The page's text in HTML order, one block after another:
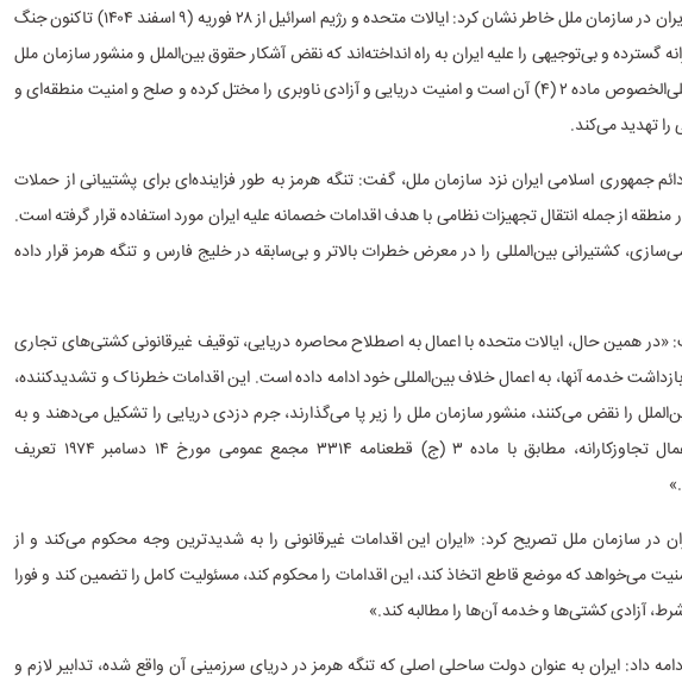
نماینده ایران در سازمان ملل خاطر نشان کرد: ایالات متحده و رژیم اسرائیل از ۲۸ فوریه (۹ اسفند ۱۴۰۴) تاکنون جنگ
گسترده و بی‌توجیهی را علیه ایران به راه انداخته‌اند که نقض آشکار حقوق بین‌الملل و منشور سازمان ملل
متحد، علی‌الخصوص ماده ۲ (۴) آن است و امنیت دریایی و آزادی ناوبری را مختل کرده و صلح و امنیت منطقه‌ای و
را تهدید می‌کند.
جمهوری اسلامی ایران نزد سازمان ملل، گفت: تنگه هرمز به طور فزاینده‌ای برای پشتیبانی از حملات
منطقه از جمله انتقال تجهیزات نظامی با هدف اقدامات خصمانه علیه ایران مورد استفاده قرار گرفته است.
کشتیرانی بین‌المللی را در معرض خطرات بالاتر و بی‌سابقه در خلیج فارس و تنگه هرمز قرار داده
همین حال، ایالات متحده با اعمال به اصطلاح محاصره دریایی، توقیف غیرقانونی کشتی‌های تجاری
بازداشت خدمه آنها، به اعمال خلاف بین‌المللی خود ادامه داده است. این اقدامات خطرناک و تشدیدکننده،
را نقض می‌کنند، منشور سازمان ملل را زیر پا می‌گذارند، جرم دزدی دریایی را تشکیل می‌دهند و به
عنوان اعمال تجاوزکارانه، مطابق با ماده ۳ (ج) قطعنامه ۳۳۱۴ مجمع عمومی مورخ ۱۴ دسامبر ۱۹۷۴ تعریف
در سازمان ملل تصریح کرد: «ایران این اقدامات غیرقانونی را به شدیدترین وجه محکوم می‌کند و از
می‌خواهد که موضع قاطع اتخاذ کند، این اقدامات را محکوم کند، مسئولیت کامل را تضمین کند و فورا
آزادی کشتی‌ها و خدمه آن‌ها را مطالبه کند.»
داد: ایران به عنوان دولت ساحلی اصلی که تنگه هرمز در دریای سرزمینی آن واقع شده، تدابیر لازم و